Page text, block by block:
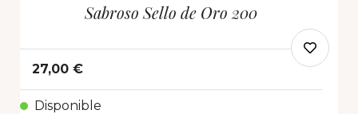
Sabroso Sello de Oro 200
27,00 €
Disponible